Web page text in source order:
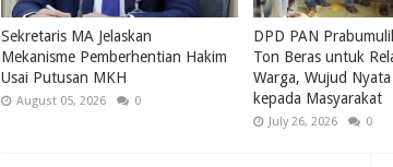
Sekretaris MA Jelaskan
Mekanisme Pemberhentian Hakim
Usai Putusan MKH
August 05, 2026 0
DPD PAN
Ton Beras untuk
Warga, Wujud
kepada Masyarakat
July 26, 2026 0